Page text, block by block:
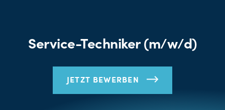
Service-Techniker (m/w/d)
JETZT BEWERBEN